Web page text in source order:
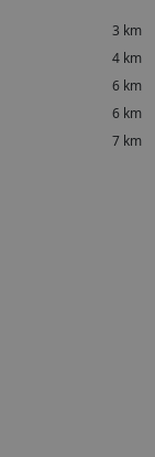
3 km
4 km
6 km
6 km
7 km